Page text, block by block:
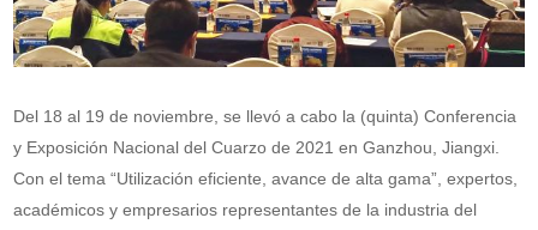
Del 18 al 19 de noviembre, se llevó a cabo la (quinta) Conferencia
y Exposición Nacional del Cuarzo de 2021 en Ganzhou, Jiangxi.
Con el tema “Utilización eficiente, avance de alta gama”, expertos,
académicos y empresarios representantes de la industria del